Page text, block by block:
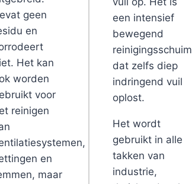
geen
en
Het kan
worden
voor
reinigen
en
maar
een intensief
bewegend
reinigingsschuim
dat zelfs diep
indringend vuil
oplost.
Het wordt
gebruikt in alle
takken van
industrie,